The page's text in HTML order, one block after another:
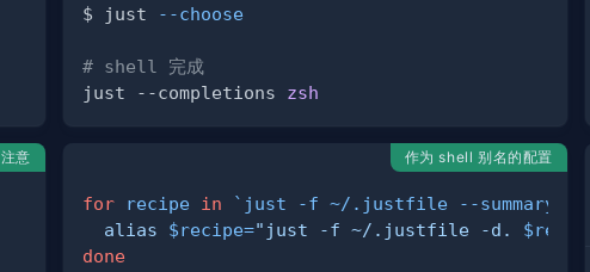
$ just
--choose
# shell 完成
just --comp­letions zsh
注意 作为 shell 别名的配置
for recipe in ` just -f ~/.justfile --summary
alias
$recipe="just -f ~/.justfile -d. $recipe
done